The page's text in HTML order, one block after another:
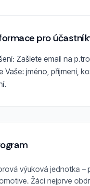
pro
Zašlete email na
Vaše: jméno, příjmení,
výuková jednotka –
Žáci nejprve